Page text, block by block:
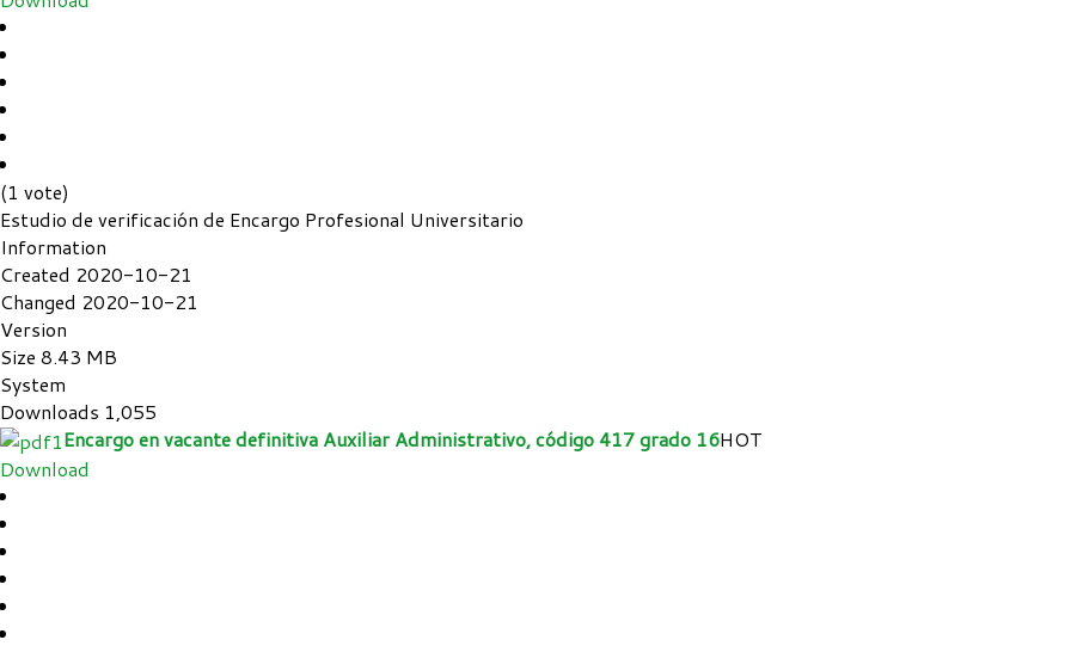
(1 vote)
Estudio de verificación de Encargo Profesional Universitario
Information
Created 2020-10-21
Changed 2020-10-21
Version
Size 8.43 MB
System
Downloads 1,055
Encargo en vacante definitiva Auxiliar Administrativo, código 417 grado 16HOT
Download